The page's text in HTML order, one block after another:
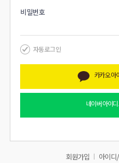
비밀번호
자동로그인
카카오아
네이버아이디
회원가입 아이디